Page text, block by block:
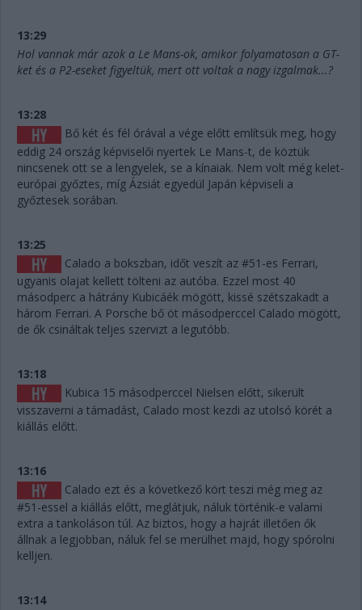
13:29
Hol vannak már azok a Le Mans-ok, amikor folyamatosan a GT-
ket és a P2-eseket figyeltük, mert ott voltak a nagy izgalmak...?
13:28
Bő két és fél órával a vége előtt említsük meg, hogy
eddig 24 ország képviselői nyertek Le Mans-t, de köztük
nincsenek ott se a lengyelek, se a kínaiak. Nem volt még kelet-
európai győztes, míg Ázsiát egyedül Japán képviseli a
győztesek sorában.
13:25
Calado a bokszban, időt veszít az #51-es Ferrari,
ugyanis olajat kellett tölteni az autóba. Ezzel most 40
másodperc a hátrány Kubicáék mögött, kissé szétszakadt a
három Ferrari. A Porsche bő öt másodperccel Calado mögött,
de ők csináltak teljes szervizt a legutóbb.
13:18
Kubica 15 másodperccel Nielsen előtt, sikerült
visszaverni a támadást, Calado most kezdi az utolsó körét a
kiállás előtt.
13:16
Calado ezt és a következő kört teszi még meg az
#51-essel a kiállás előtt, meglátjuk, náluk történik-e valami
extra a tankoláson túl. Az biztos, hogy a hajrát illetően ők
állnak a legjobban, náluk fel se merülhet majd, hogy spórolni
kelljen.
13:14